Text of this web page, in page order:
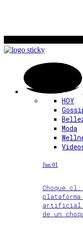
HOY
Moda
Jun 01
artificial
de un